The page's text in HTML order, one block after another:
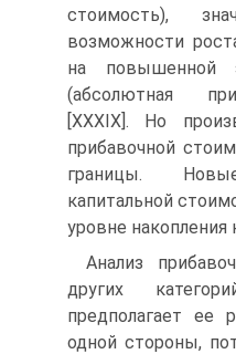
стоимость),
возможности
на повышенной
(абсолютная
[XXXIX]. Но
прибавочной
границы.
капитальной
уровне накопления
Анализ
других
предполагает ее
одной стороны,